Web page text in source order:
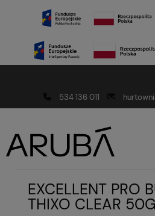
534 136 011
EXCELLENT PRO
THIXO CLEAR 50G